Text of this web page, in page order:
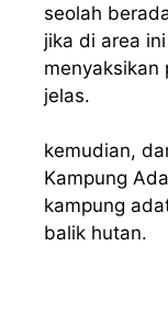
seolah
jika di area
menyaksikan
jelas.
kemudian,
Kampung
kampung
balik hutan.